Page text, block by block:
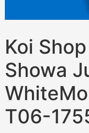
Koi
Showa
T06-